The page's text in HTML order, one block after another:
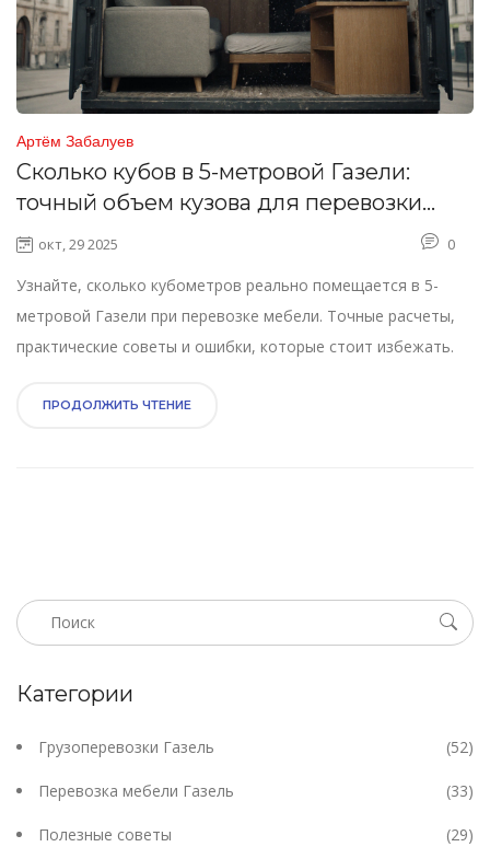
Артём Забалуев
Сколько кубов в 5-метровой Газели:
точный объем кузова для перевозки
мебели
окт, 29 2025 0
Узнайте, сколько кубометров реально помещается в 5-
метровой Газели при перевозке мебели. Точные расчеты,
практические советы и ошибки, которые стоит избежать.
ПРОДОЛЖИТЬ ЧТЕНИЕ
Категории
Грузоперевозки Газель (52)
Перевозка мебели Газель (33)
Полезные советы (29)